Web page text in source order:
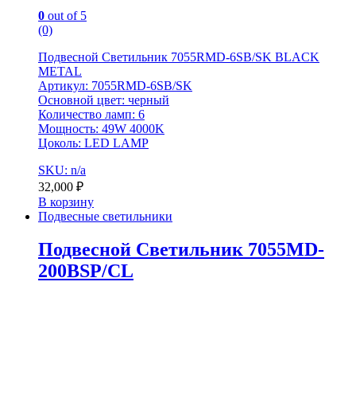
0 out of 5
(0)
Подвесной Светильник 7055RMD-6SB/SK BLACK
METAL
Артикул: 7055RMD-6SB/SK
Основной цвет: черный
Количество ламп: 6
Мощность: 49W 4000K
Цоколь: LED LAMP
SKU: n/a
32,000 ₽
В корзину
Подвесные светильники
Подвесной Светильник 7055MD-
200BSP/CL